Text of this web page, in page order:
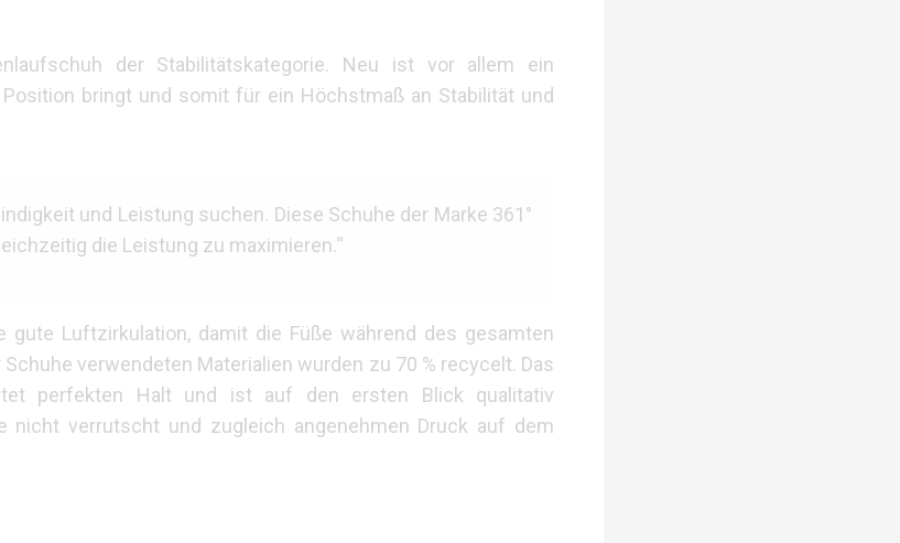
der Stabilitätskategorie. Neu ist vor allem ein
bringt und somit für ein Höchstmaß an Stabilität und
und Leistung suchen. Diese Schuhe der Marke 361°
die Leistung zu maximieren.“
Luftzirkulation, damit die Füße während des gesamten
verwendeten Materialien wurden zu 70 % recycelt. Das
perfekten Halt und ist auf den ersten Blick qualitativ
nicht verrutscht und zugleich angenehmen Druck auf dem